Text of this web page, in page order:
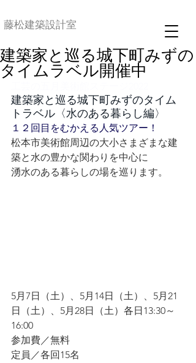
藤松建築設計室
建築家と巡る城下町みずの
タイムラベル開催中
建築家と巡る城下町みずのタイム
トラベル〈水のある暮らし編〉
１２回目をむかえる人気ツアー！
松本市美術館周辺の大小さまざまな建
築と水の豊かな関わりを中心に
湧水のある暮らしの場を巡ります。
5月7日（土）、5月14日（土）、5月21
日（土）、5月28日（土）各日13:30～
16:00
参加費／無料
定員／各回15名